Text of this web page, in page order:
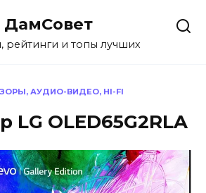
ДамСовет
рейтинги и топы лучших
АУДИО-ВИДЕО, HI-FI
LG OLED65G2RLA